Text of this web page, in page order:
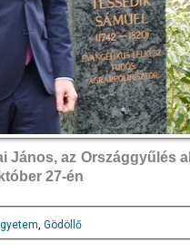
János, az Országgyűlés
27-én
, Gödöllő